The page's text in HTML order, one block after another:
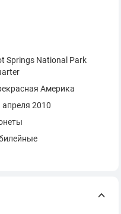
Springs National Park
Америка
апреля 2010